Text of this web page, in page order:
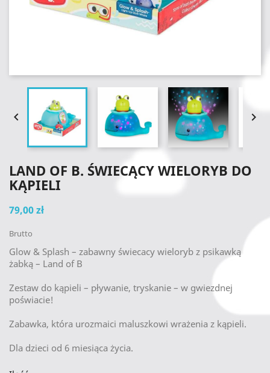
 
LAND OF B. ŚWIECĄCY WIELORYB DO
KĄPIELI
79,00 zł
Brutto
Glow & Splash – zabawny świecacy wieloryb z psikawką
żabką – Land of B
Zestaw do kąpieli – pływanie, tryskanie – w gwiezdnej
poświacie!
Zabawka, która urozmaici maluszkowi wrażenia z kąpieli.
Dla dzieci od 6 miesiąca życia.